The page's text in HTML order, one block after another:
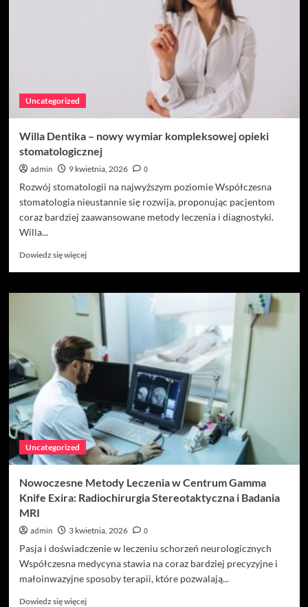
Uncategorized
Willa Dentika – nowy wymiar kompleksowej opieki
stomatologicznej
admin 9 kwietnia, 2026
0
Rozwój stomatologii na najwyższym poziomie Współczesna
stomatologia nieustannie się rozwija, proponując pacjentom
coraz bardziej zaawansowane metody leczenia i diagnostyki.
Willa...
Dowiedz się więcejDowiedz
o
Willa
Dentika
nowy
wymiar
kompleksowej
opieki
stomatologicznej
Uncategorized
Nowoczesne Metody Leczenia w Centrum Gamma
Knife Exira: Radiochirurgia Stereotaktyczna i Badania
MRI
admin 3 kwietnia, 2026
0
Pasja i doświadczenie w leczeniu schorzeń neurologicznych
Współczesna medycyna stawia na coraz bardziej precyzyjne i
małoinwazyjne sposoby terapii, które pozwalają...
Dowiedz się więcejDowiedz